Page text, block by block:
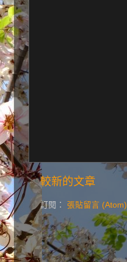
較新的文章
訂閱： 張貼留言 (Atom)